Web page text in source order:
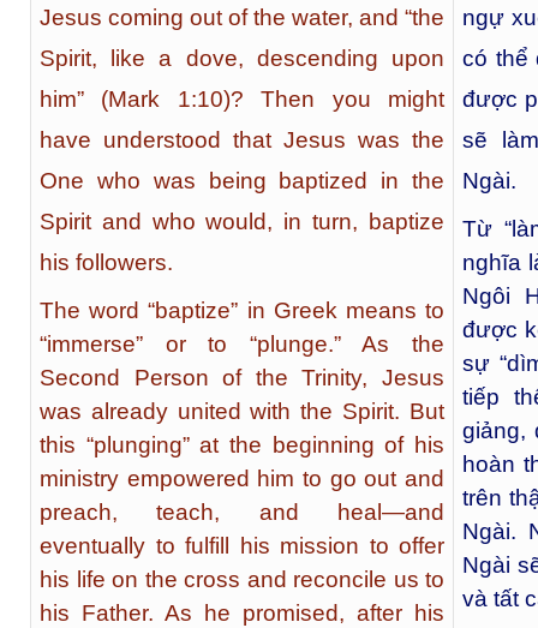
Jesus coming out of the water, and “the
Spirit, like a dove, descending upon
him” (Mark 1:10)? Then you might
have understood that Jesus was the
One who was being baptized in the
Spirit and who would, in turn, baptize
his followers.
The word “baptize” in Greek means to
“immerse” or to “plunge.” As the
Second Person of the Trinity, Jesus
was already united with the Spirit. But
this “plunging” at the beginning of his
ministry empowered him to go out and
preach, teach, and heal—and
eventually to fulfill his mission to offer
his life on the cross and reconcile us to
his Father. As he promised, after his
ngự
có thể
được
sẽ
Ngài.
Từ
nghĩa
Ngôi
được
sự
tiếp
giảng,
hoàn
trên
Ngài.
Ngài
và tất